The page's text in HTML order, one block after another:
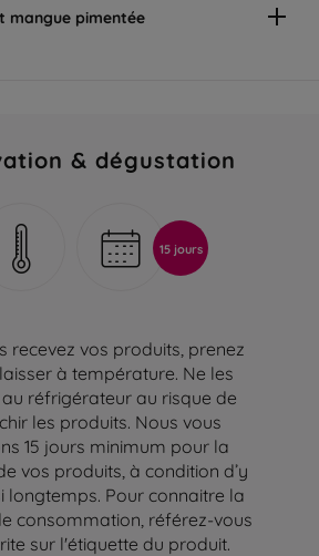
mangue pimentée
& dégustation
15 jours
recevez vos produits, prenez
à température. Ne les
réfrigérateur au risque de
les produits. Nous vous
15 jours minimum pour la
vos produits, à condition d’y
longtemps. Pour connaitre la
consommation, référez-vous
sur l'étiquette du produit.